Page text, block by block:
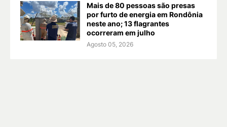
Mais de 80 pessoas são presas
por furto de energia em Rondônia
neste ano; 13 flagrantes
ocorreram em julho
Agosto 05, 2026